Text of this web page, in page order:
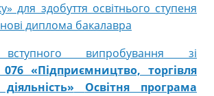
для здобуття освітнього ступеня
диплома бакалавра
випробування зі
076 «Підприємництво, торгівля
Освітня програма